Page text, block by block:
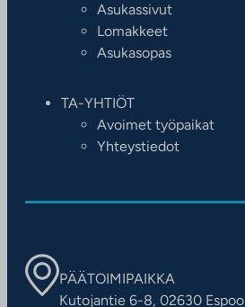
Asukassivut
Lomakkeet
Asukasopas
TA-YHTIÖT
Avoimet työpaikat
Yhteystiedot
PÄÄTOIMIPAIKKA
Kutojantie 6-8, 02630 Espoo